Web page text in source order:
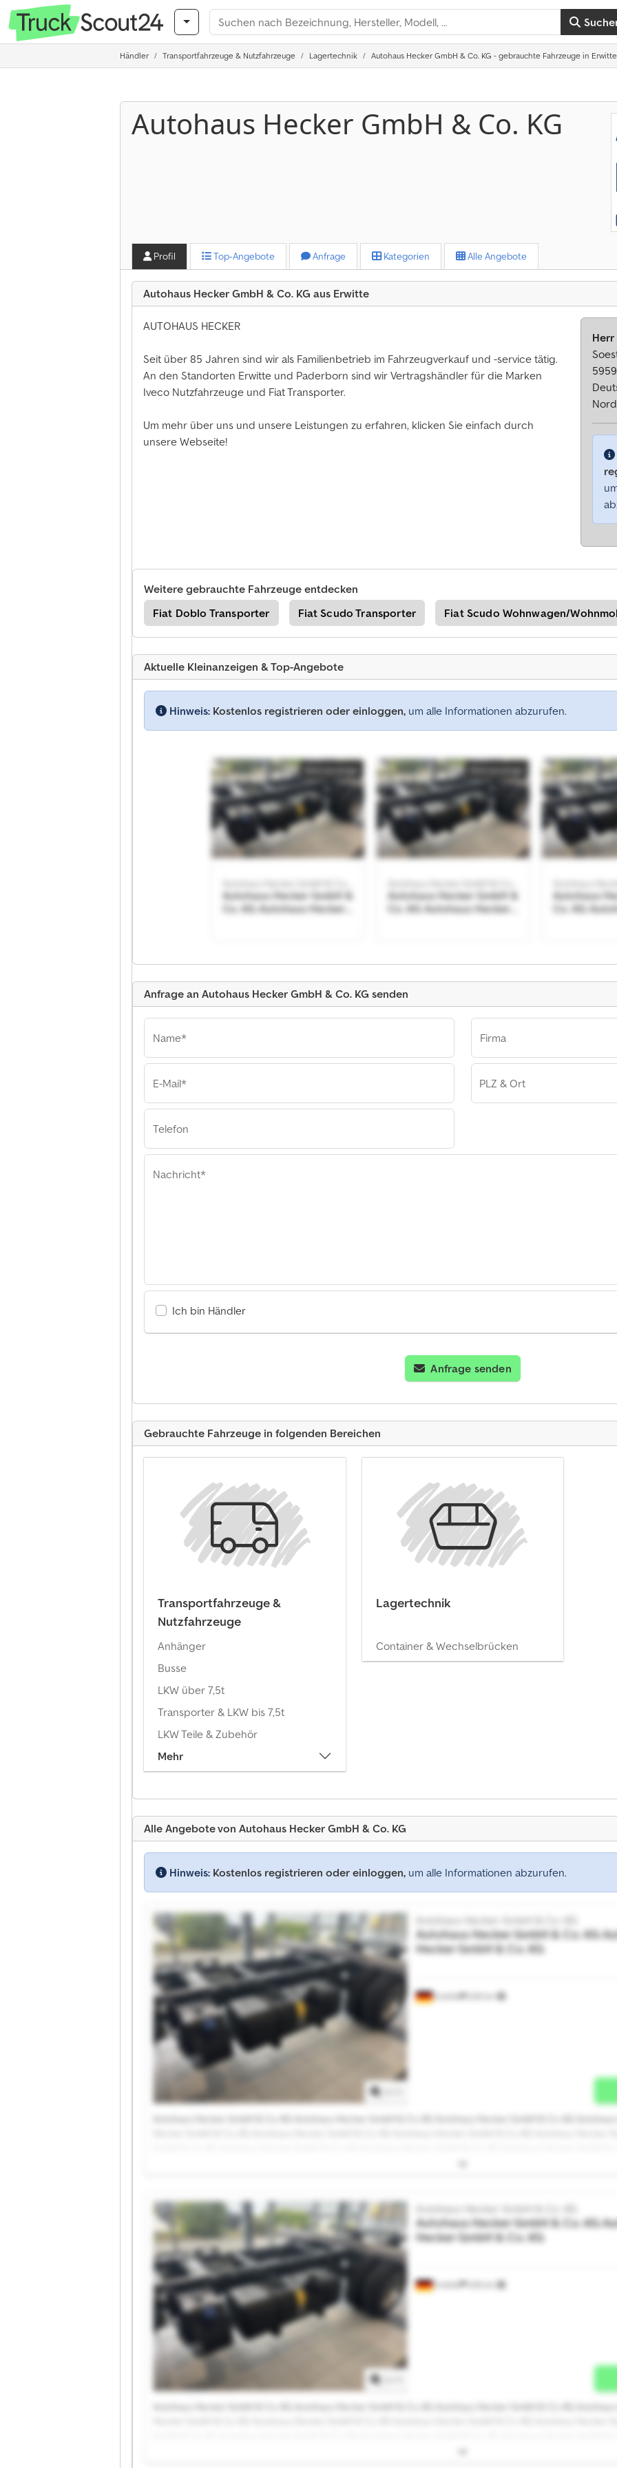
Händler Transportfahrzeuge & Nutzfahrzeuge Lagertechnik Autohaus Hecker GmbH & Co. KG - gebrauchte Fahrzeuge in Erwitte
Autohaus Hecker GmbH & Co. KG
Profil Top-Angebote Anfrage Kategorien Alle Angebote
Autohaus Hecker GmbH & Co. KG aus Erwitte
AUTOHAUS HECKER
Seit über 85 Jahren sind wir als Familienbetrieb im Fahrzeugverkauf und -service tätig.
An den Standorten Erwitte und Paderborn sind wir Vertragshändler für die Marken
Iveco Nutzfahrzeuge und Fiat Transporter.
Um mehr über uns und unsere Leistungen zu erfahren, klicken Sie einfach durch
unsere Webseite!
Weitere gebrauchte Fahrzeuge entdecken
Fiat Doblo Transporter
Fiat Scudo Transporter Fiat Scudo Wohnwagen/
Aktuelle Kleinanzeigen & Top-Angebote
Hinweis: Kostenlos registrieren oder einloggen, um alle Informationen abzurufen.
Autohaus Hecker GmbH &
Co. KG Autohaus Hecker
Kleinanzeige
Autohaus Hecker GmbH &
Co. KG Autohaus Hecker
Kleinanzeige
Autohaus
Co. KG
Co. KG Autohaus Hecker
Anfrage an Autohaus Hecker GmbH & Co. KG senden
Name*
E-Mail*
Telefon
Firma
PLZ & Ort
Nachricht*
Ich bin Händler
Anfrage senden
Gebrauchte Fahrzeuge in folgenden Bereichen
Transportfahrzeuge &
Nutzfahrzeuge
Anhänger
Busse
LKW über 7,5t
Transporter & LKW bis 7,5t
LKW Teile & Zubehör
Mehr
Lagertechnik
Container & Wechselbrücken
Alle Angebote von Autohaus Hecker GmbH & Co. KG
Hinweis: Kostenlos registrieren oder einloggen, um alle Informationen abzurufen.
Erwitte
Autohaus Hecker GmbH & Co. KG
Autohaus Hecker GmbH & Co. KG
Hecker GmbH & Co. KG
KG Autohaus Hecker GmbH & Co. KG Autohaus Hecker GmbH & Co. KG Autohaus Hecker GmbH & Co. KG
Erwitte
Autohaus Hecker GmbH & Co. KG
Autohaus Hecker GmbH & Co. KG
Hecker GmbH & Co. KG